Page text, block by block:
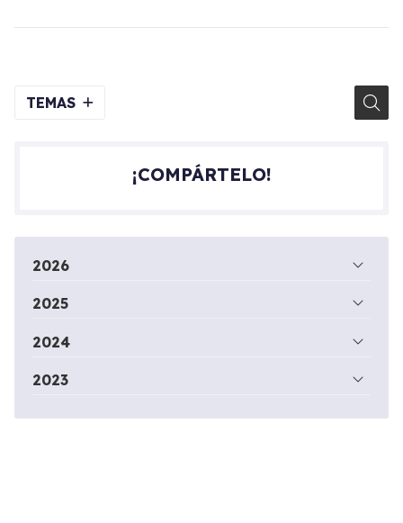
TEMAS
¡COMPÁRTELO!
2026
2025
2024
2023